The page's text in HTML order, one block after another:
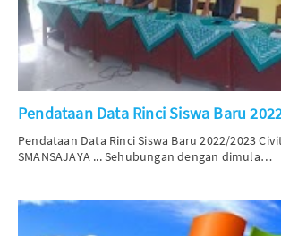
Pendataan Data Rinci Siswa Baru
Pendataan Data Rinci Siswa Baru 2022/2023
SMANSAJAYA ... Sehubungan dengan dimula…